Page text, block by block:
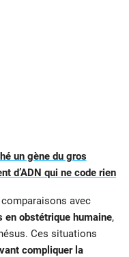
un gène du gros
d’ADN qui ne code rien
avec
obstétrique humaine,
Ces situations
compliquer la